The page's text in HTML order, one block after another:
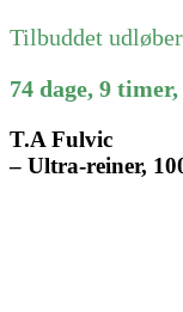
Tilbuddet
74 dage, 9 timer,
T.A Fulvic
– Ultra-reiner,